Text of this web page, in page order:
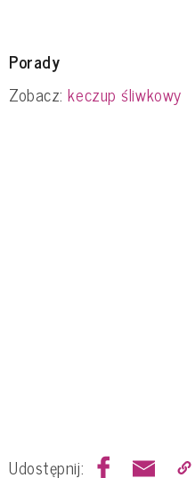
Porady
Zobacz:keczup śliwkowy
Udostępnij: